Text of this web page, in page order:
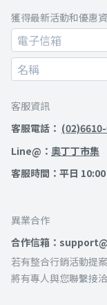
獲得最新活動和優惠
客服資訊
客服電話：
Line@： 奧丁丁市集
客服時間：平日
異業合作
合作信箱：
若有整合行銷活動提
將有專人與您聯繫接